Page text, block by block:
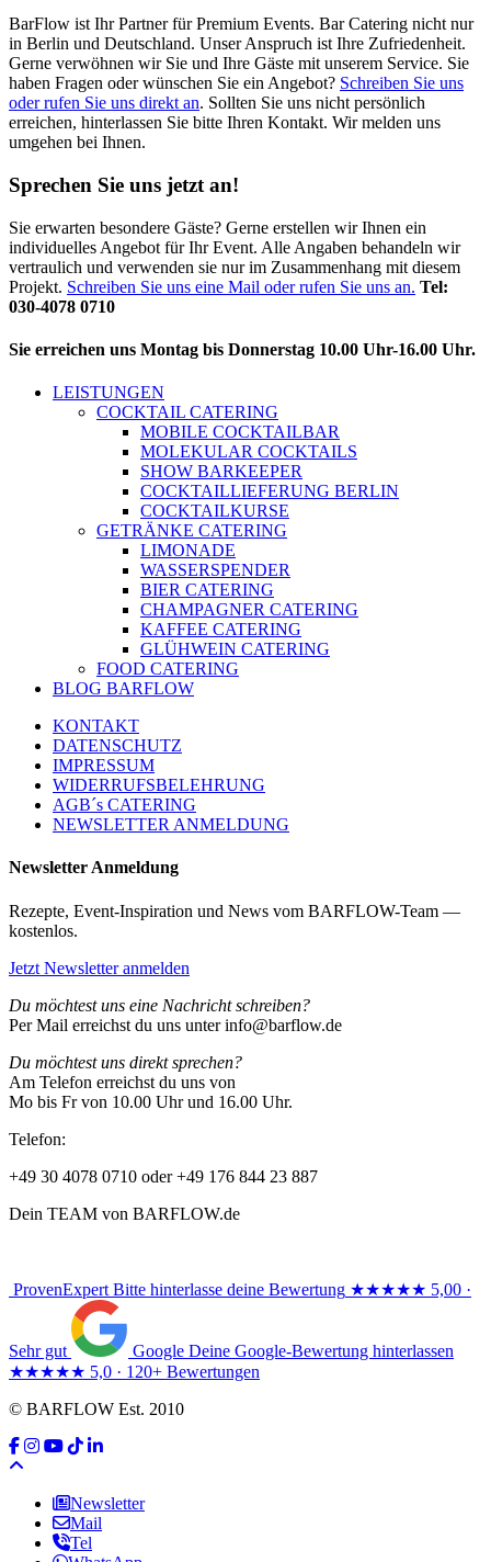
BarFlow ist Ihr Partner für Premium Events. Bar Catering nicht nur
in Berlin und Deutschland. Unser Anspruch ist Ihre Zufriedenheit.
Gerne verwöhnen wir Sie und Ihre Gäste mit unserem Service. Sie
haben Fragen oder wünschen Sie ein Angebot? Schreiben Sie uns
oder rufen Sie uns direkt an. Sollten Sie uns nicht persönlich
erreichen, hinterlassen Sie bitte Ihren Kontakt. Wir melden uns
umgehen bei Ihnen.
Sprechen Sie uns jetzt an!
Sie erwarten besondere Gäste? Gerne erstellen wir Ihnen ein
individuelles Angebot für Ihr Event. Alle Angaben behandeln wir
vertraulich und verwenden sie nur im Zusammenhang mit diesem
Projekt. Schreiben Sie uns eine Mail oder rufen Sie uns an. Tel:
030-4078 0710
Sie erreichen uns Montag bis Donnerstag 10.00 Uhr-16.00 Uhr.
LEISTUNGEN
COCKTAIL CATERING
MOBILE COCKTAILBAR
MOLEKULAR COCKTAILS
SHOW BARKEEPER
COCKTAILLIEFERUNG BERLIN
COCKTAILKURSE
GETRÄNKE CATERING
LIMONADE
WASSERSPENDER
BIER CATERING
CHAMPAGNER CATERING
KAFFEE CATERING
GLÜHWEIN CATERING
FOOD CATERING
BLOG BARFLOW
KONTAKT
DATENSCHUTZ
IMPRESSUM
WIDERRUFSBELEHRUNG
AGB´s CATERING
NEWSLETTER ANMELDUNG
Newsletter Anmeldung
Rezepte, Event-Inspiration und News vom BARFLOW-Team —
kostenlos.
Jetzt Newsletter anmelden
Du möchtest uns eine Nachricht schreiben?
Per Mail erreichst du uns unter info@barflow.de
Du möchtest uns direkt sprechen?
Am Telefon erreichst du uns von
Mo bis Fr von 10.00 Uhr und 16.00 Uhr.
Telefon:
+49 30 4078 0710 oder +49 176 844 23 887
Dein TEAM von BARFLOW.de
ProvenExpert Bitte hinterlasse deine Bewertung ★★★★★ 5,00 ·
Sehr gut Google Deine Google-Bewertung hinterlassen
★★★★★ 5,0 · 120+ Bewertungen
© BARFLOW Est. 2010
Newsletter
Mail
Tel